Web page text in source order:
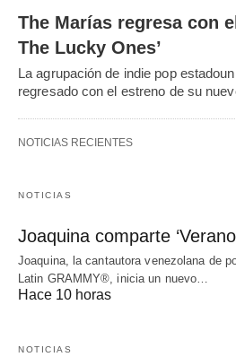
The Marías regresa con
The Lucky Ones’
La agrupación de indie pop
regresado con el estreno de su
NOTICIAS RECIENTES
NOTICIAS
Joaquina comparte
Joaquina, la cantautora venezolana de
Latin GRAMMY®, inicia un nuevo…
Hace 10 horas
NOTICIAS